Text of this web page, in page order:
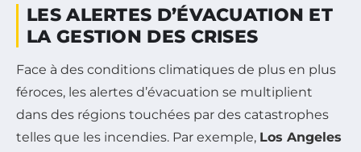
LES ALERTES D’ÉVACUATION ET
LA GESTION DES CRISES
Face à des conditions climatiques de plus en plus
féroces, les alertes d’évacuation se multiplient
dans des régions touchées par des catastrophes
telles que les incendies. Par exemple, Los Angeles